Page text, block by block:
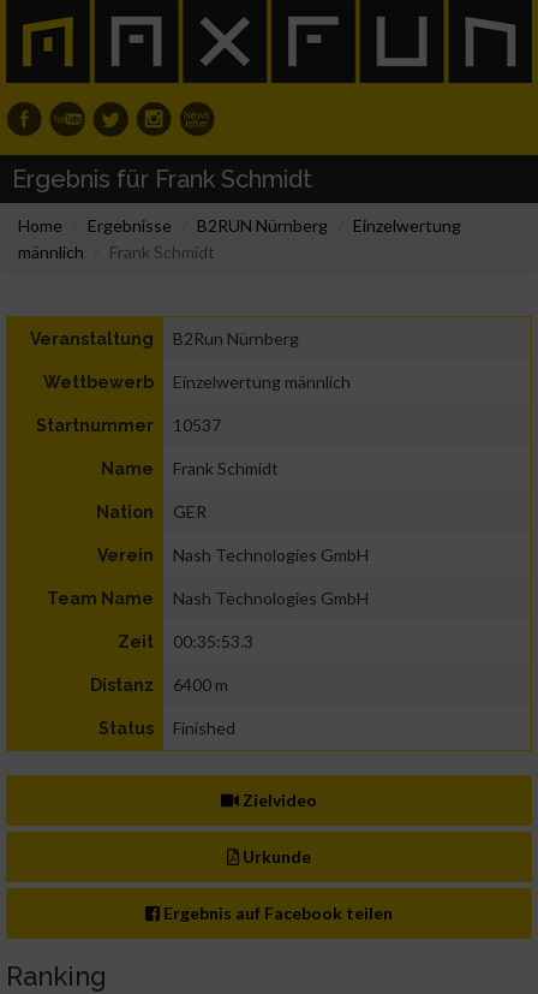
Ergebnis für Frank Schmidt
Home Ergebnisse B2RUN Nürnberg
Einzelwertung
männlich
Frank Schmidt
Veranstaltung B2Run Nürnberg
Wettbewerb Einzelwertung männlich
Startnummer 10537
Name Frank Schmidt
Nation GER
Verein Nash Technologies GmbH
Team Name Nash Technologies GmbH
Zeit 00:35:53.3
Distanz 6400 m
Status Finished
Zielvideo
Urkunde
Ergebnis auf Facebook teilen
Ranking